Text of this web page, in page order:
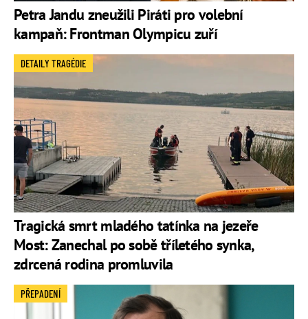
Petra Jandu zneužili Piráti pro volební
kampaň: Frontman Olympicu zuří
Tragická smrt mladého tatínka na jezeře
Most: Zanechal po sobě tříletého synka,
zdrcená rodina promluvila
DETAILY TRAGÉDIE
PŘEPADENÍ